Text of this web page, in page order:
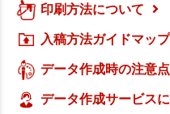
印刷方法について
入稿方法ガイドマップ
データ作成時の注意点
データ作成サービス